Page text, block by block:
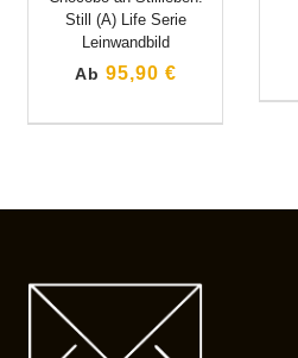
Still (A) Life Serie
Leinwandbild
Ab 95,90 €